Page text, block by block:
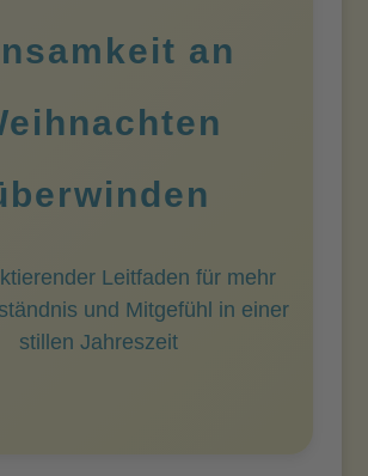
an
Leitfaden für mehr
und Mitgefühl in einer
stillen Jahreszeit